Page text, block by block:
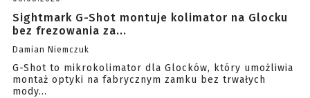
Sightmark G-Shot montuje kolimator na Glocku
bez frezowania za...
Damian Niemczuk
G-Shot to mikrokolimator dla Glocków, który umożliwia
montaż optyki na fabrycznym zamku bez trwałych
mody...